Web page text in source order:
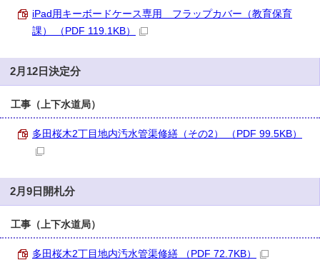
iPad用キーボードケース専用 フラップカバー（教育保育
課） （PDF 119.1KB）
2月12日決定分
工事（上下水道局）
多田桜木2丁目地内汚水管渠修繕（その2） （PDF 99.5KB）
2月9日開札分
工事（上下水道局）
多田桜木2丁目地内汚水管渠修繕 （PDF 72.7KB）